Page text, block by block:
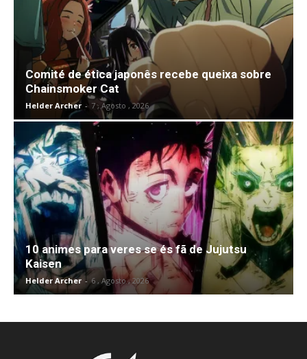
Comité de ética japonês recebe queixa sobre
Chainsmoker Cat
Helder Archer - 7 , Agosto , 2026
10 animes para veres se és fã de Jujutsu
Kaisen
Helder Archer - 6 , Agosto , 2026